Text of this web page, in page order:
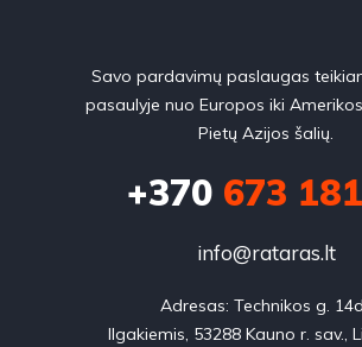
Savo pardavimų paslaugas
pasaulyje nuo Europos iki
Pietų Azijos šalių.
+370673
info@rataras.lt
Adresas: Technikos g.
Ilgakiemis, 53288 Kauno r. sav.,